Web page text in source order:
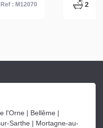
Ref : M12070 2
l'Orne | Bellême |
Sarthe | Mortagne-au-